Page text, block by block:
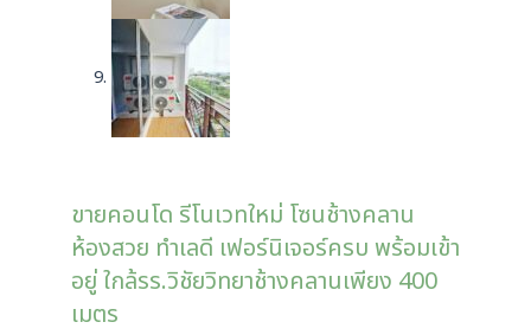
ขายคอนโด รีโนเวทใหม่ โซนช้างคลาน
ห้องสวย ทำเลดี เฟอร์นิเจอร์ครบ พร้อมเข้า
อยู่ ใกล้รร.วิชัยวิทยาช้างคลานเพียง 400
เมตร